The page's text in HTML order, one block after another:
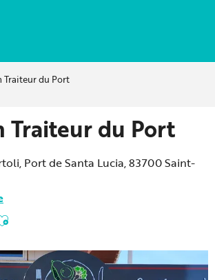
Traiteur du Port
Traiteur du Port
Port de Santa Lucia, 83700 Saint-
aux favoris